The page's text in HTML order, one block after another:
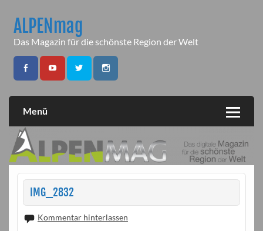
contentALPENmag
Das Magazin für die schönste Region der Welt
Menü
IMG_2832
Kommentar hinterlassen